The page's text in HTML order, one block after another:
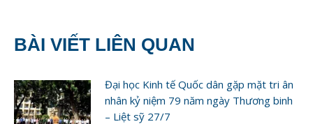
BÀI VIẾT LIÊN QUAN
Đại học Kinh tế Quốc dân gặp mặt tri ân
nhân kỷ niệm 79 năm ngày Thương binh
– Liệt sỹ 27/7